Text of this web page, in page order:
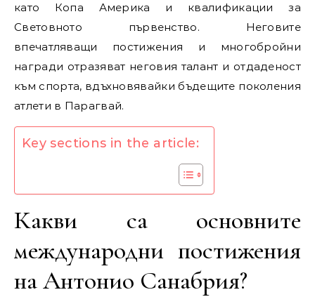
като Копа Америка и квалификации за
Световното първенство. Неговите
впечатляващи постижения и многобройни
награди отразяват неговия талант и отдаденост
към спорта, вдъхновявайки бъдещите поколения
атлети в Парагвай.
Key sections in the article:
Какви са основните
международни постижения
на Антонио Санабрия?